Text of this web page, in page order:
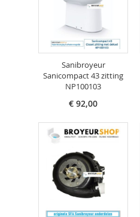
Sanibroyeur
Sanicompact 43 zitting
NP100103
€ 92,00